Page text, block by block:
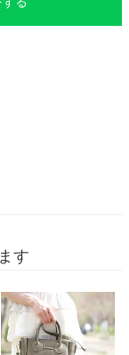
す